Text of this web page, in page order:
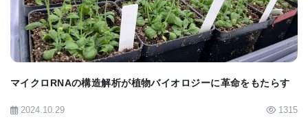
いるような、傷口を経由する遺伝子の伝播は、
Amborellaと和合する植物だけでなく、寄生植物につ
いてもあてはまる。さらに敷衍すれば、Amborellaか
ら栄養を吸い上げる寄生植物のグループは、地球上
に存在する、顕花植物から樹液を吸い取る膨大な種
マイクロRNAの構造解析が植物バイオロジーに革命をもたらす
2024.10.29 1315